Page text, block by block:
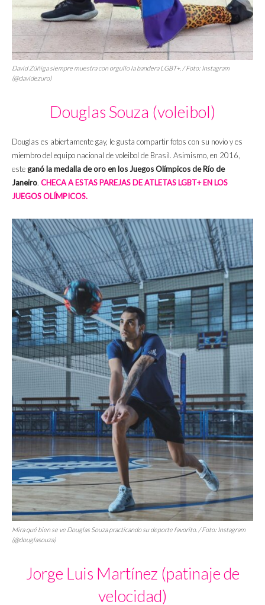
David Zúñiga siempre muestra con orgullo la bandera LGBT+. / Foto: Instagram
(@davidezuro)
Douglas Souza (voleibol)
Douglas es abiertamente gay, le gusta compartir fotos con su novio y es
miembro del equipo nacional de voleibol de Brasil. Asimismo, en 2016,
esteganó la medalla de oro en los Juegos Olímpicos de Río de
Janeiro. CHECA A ESTAS PAREJAS DE ATLETAS LGBT+ EN LOS
JUEGOS OLÍMPICOS.
Mira qué bien se ve Douglas Souza practicando su deporte favorito. / Foto: Instagram
(@douglasouza)
Jorge Luis Martínez (patinaje de
velocidad)